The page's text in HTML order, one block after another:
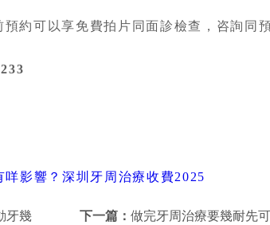
預約可以享免費拍片同面診檢查，咨詢同
影響？深圳牙周治療收費2025
牙幾
下一篇：做完牙周治療要幾耐先